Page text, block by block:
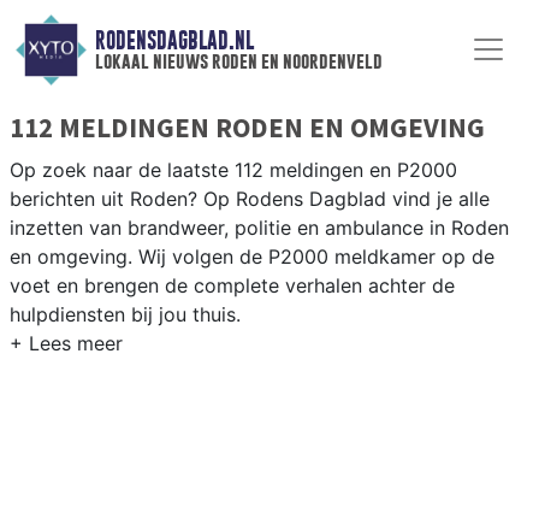
RODENSDAGBLAD.NL
lokaal nieuws roden en noordenveld
112 MELDINGEN RODEN EN OMGEVING
Op zoek naar de laatste 112 meldingen en P2000
berichten uit Roden? Op Rodens Dagblad vind je alle
inzetten van brandweer, politie en ambulance in Roden
en omgeving. Wij volgen de P2000 meldkamer op de
voet en brengen de complete verhalen achter de
hulpdiensten bij jou thuis.